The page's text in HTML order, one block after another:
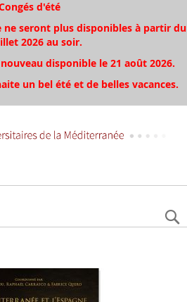
d'été
ne seront plus disponibles à partir du
2026 au soir.
disponible le 21 août 2026.
un bel été et de belles vacances.